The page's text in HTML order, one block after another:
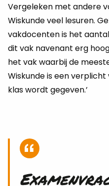
Vergeleken met andere
Wiskunde veel lesuren.
vakdocenten is het
dit vak navenant erg
het vak waarbij de
Wiskunde is een
klas wordt gegeven.’